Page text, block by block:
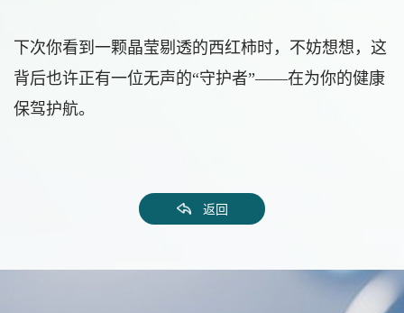
下次你看到一颗晶莹剔透的西红柿时，不妨想想，这
背后也许正有一位无声的“守护者”——在为你的健康
保驾护航。
返回